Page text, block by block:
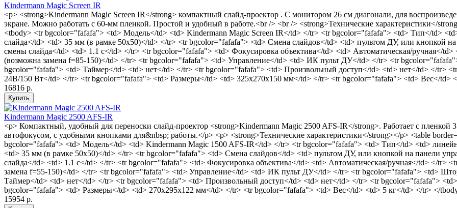
Kindermann Magic Screen IR
<p> <strong>Kindermann Magic Screen IR</strong> компактный слайд-проектор . С монитором 26 см диагонали, для
экране. Можно работать с 60-мм пленкой. Простой и удобный в работе.<br /> <br /> <strong>Технические характеристики</
<tbody> <tr bgcolor="fafafa"> <td> Модель</td> <td> Kindermann Magic Screen IR</td> </tr> <tr bgcolor="fafafa"> <td> Тип</td>
слайда</td> <td> 35 мм (в рамке 50х50)</td> </tr> <tr bgcolor="fafafa"> <td> Смена слайдов</td> <td> пультом ДУ, или кнопкой
смены слайда</td> <td> 1.1 c</td> </tr> <tr bgcolor="fafafa"> <td> Фокусировка объектива</td> <td> Автоматическая/ручная</
(возможна замена f=85-150)</td> </tr> <tr bgcolor="fafafa"> <td> Управление</td> <td> ИК пульт ДУ</td> </tr> <tr
bgcolor="fafafa"> <td> Таймер</td> <td> нет</td> </tr> <tr bgcolor="fafafa"> <td> Произвольный доступ</td> <td> нет</td> </tr>
24В/150 Вт</td> </tr> <tr bgcolor="fafafa"> <td> Размеры</td> <td> 325x270x150 мм</td> </tr> <tr bgcolor="fafafa"> <td> Вес</td>
16816 р.
Kindermann Magic 2500 AFS-IR
<p> Компактный, удобный для переноски слайд-проектор <strong>Kindermann Magic 2500 AFS-IR</strong>. Работает с
автофокусом, с удобными кнопками для&nbsp; работы.</p> <p> <strong>Технические характеристики</strong></p> <table
bgcolor="fafafa"> <td> Модель</td> <td> Kindermann Magic 1500 AFS-IR</td> </tr> <tr bgcolor="fafafa"> <td> Тип</td> <td>
<td> 35 мм (в рамке 50х50)</td> </tr> <tr bgcolor="fafafa"> <td> Смена слайдов</td> <td> пультом ДУ, или кнопкой на панели
слайда</td> <td> 1.1 c</td> </tr> <tr bgcolor="fafafa"> <td> Фокусировка объектива</td> <td> Автоматическая/ручная</td> </tr>
замена f=55-150)</td> </tr> <tr bgcolor="fafafa"> <td> Управление</td> <td> ИК пульт ДУ</td> </tr> <tr bgcolor="fafafa"> <td>
Таймер</td> <td> нет</td> </tr> <tr bgcolor="fafafa"> <td> Произвольный доступ</td> <td> нет</td> </tr> <tr bgcolor="fafafa">
bgcolor="fafafa"> <td> Размеры</td> <td> 270х295х122 мм</td> </tr> <tr bgcolor="fafafa"> <td> Вес</td> <td> 5 кг</td> </tr> </
15954 р.